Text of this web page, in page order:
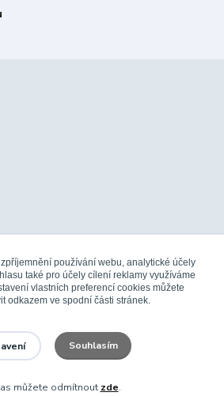
používání webu, analytické účely
také pro účely cílení reklamy využíváme
vlastních preferencí cookies můžete
odkazem ve spodní části stránek.
Souhlasím
můžete odmítnout zde.